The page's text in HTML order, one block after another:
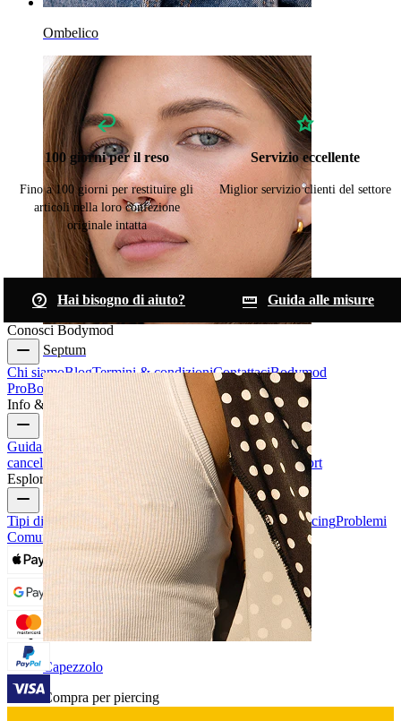
Ombelico
Septum
Capezzolo
Compra per piercing
100 giorni per il reso
Fino a 100 giorni per restituire gli
articoli nella loro confezione
originale intatta
Servizio eccellente
Miglior servizio clienti del settore
Hai bisogno di aiuto?
Guida alle misure
Conosci Bodymod
Chi siamoBlogTermini & condizioniContattaciBodymod
ProBodymod CreatorsRecensioni Bodymod
Info & Aiuto
Guida alle taglie Traccia il tuo ordineConsegnaResi &
cancellazioni
PagamentiIl mio accountBodymod support
Esplora
Tipi di Gioielli da PiercingMateriali dei gioielli da piercingProblemi
Comuni Dei Piercing e Cura